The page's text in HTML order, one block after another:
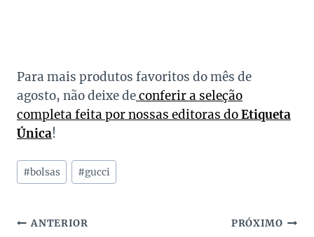
Para mais produtos favoritos do mês de
agosto, não deixe deconferir a seleção
completa feita por nossas editoras doEtiqueta
Única!
Tags
do
#bolsas #gucci
Navegação
ANTERIOR PRÓXIMO